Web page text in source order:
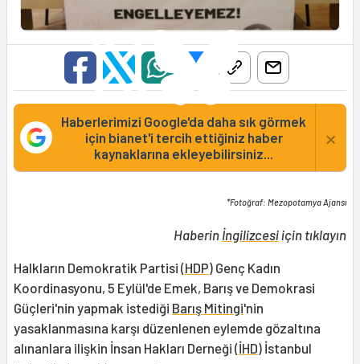
Haberlerimizi Google'da daha sık görmek
için bianet'i tercih ettiğiniz haber
kaynaklarına ekleyebilirsiniz...
×
*Fotoğraf: Mezopotamya Ajansı
Haberin İngilizcesiiçin tıklayın
Halkların Demokratik Partisi (HDP) Genç Kadın
Koordinasyonu, 5 Eylül'de Emek, Barış ve Demokrasi
Güçleri'nin yapmak istediği Barış Mitingi'nin
yasaklanmasına karşı düzenlenen eylemde gözaltına
alınanlara ilişkin İnsan Hakları Derneği (İHD) İstanbul